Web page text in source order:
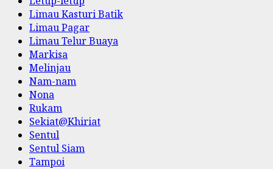
Limau Kasturi Batik
Limau Pagar
Limau Telur Buaya
Markisa
Melinjau
Nam-nam
Nona
Rukam
Sekiat@Khiriat
Sentul
Sentul Siam
Tampoi